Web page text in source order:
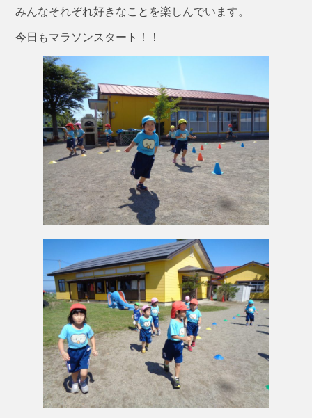
みんなそれぞれ好きなことを楽しんでいます。
今日もマラソンスタート！！